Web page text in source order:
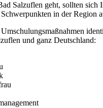
Salzuflen geht, sollten
in der Region
und ganz Deutschland: